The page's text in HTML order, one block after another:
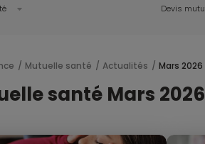
Devis
Mutuelle santé Actualités Mars 2026
santé Mars 2026